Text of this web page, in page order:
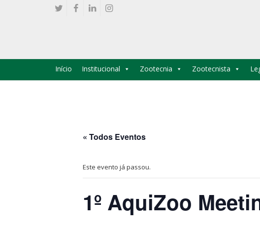
Início Institucional Zootecnia Zootecnista
« Todos Eventos
Este evento já passou.
1º AquiZoo